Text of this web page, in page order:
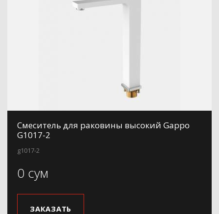
Смеситель для раковины высокий Gappo
G1017-2
g1017-2
0 сум
ЗАКАЗАТЬ